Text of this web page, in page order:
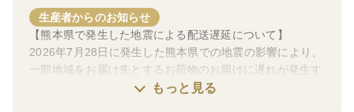
生産者からのお知らせ
【熊本県で発生した地震による配送遅延について】
2026年7月28日に発生した熊本県での地震の影響により、
一部地域をお届け先とするお荷物のお届けに遅れが発生す
る可能性がございます。ご不便をおかけいたしまして大変
もっと見る